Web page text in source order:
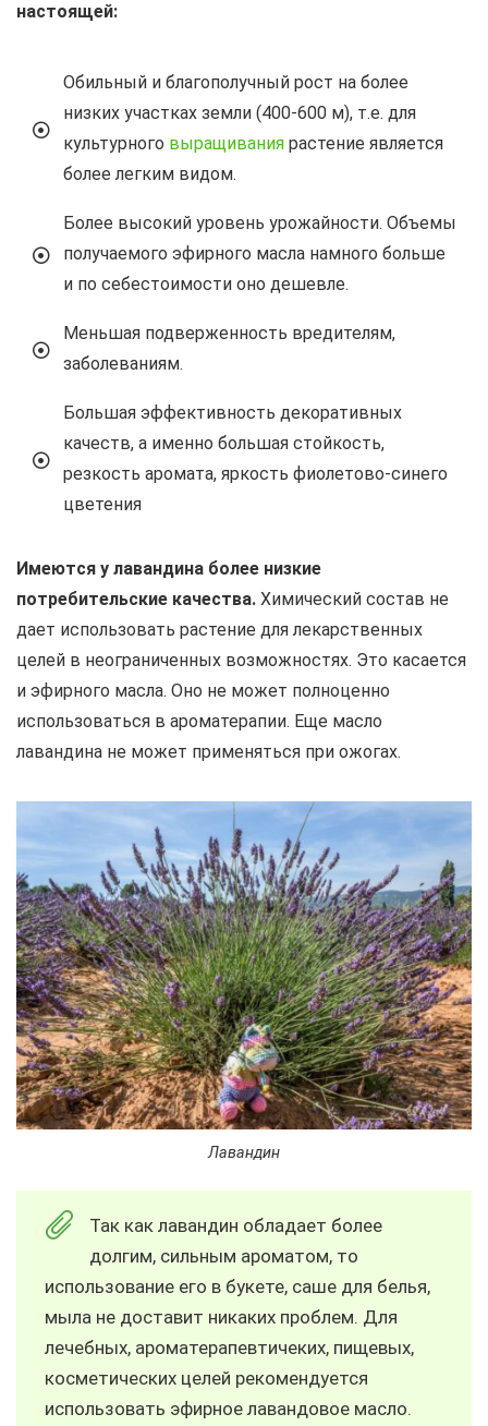
настоящей:
Обильный и благополучный рост на более
низких участках земли (400-600 м), т.е. для
культурного выращивания растение является
более легким видом.
Более высокий уровень урожайности. Объемы
получаемого эфирного масла намного больше
и по себестоимости оно дешевле.
Меньшая подверженность вредителям,
заболеваниям.
Большая эффективность декоративных
качеств, а именно большая стойкость,
резкость аромата, яркость фиолетово-синего
цветения
Имеются у лавандина более низкие
потребительские качества. Химический состав не
дает использовать растение для лекарственных
целей в неограниченных возможностях. Это касается
и эфирного масла. Оно не может полноценно
использоваться в ароматерапии. Еще масло
лавандина не может применяться при ожогах.
Лавандин
Так как лавандин обладает более
долгим, сильным ароматом, то
использование его в букете, саше для белья,
мыла не доставит никаких проблем. Для
лечебных, ароматерапевтичеких, пищевых,
косметических целей рекомендуется
использовать эфирное лавандовое масло.